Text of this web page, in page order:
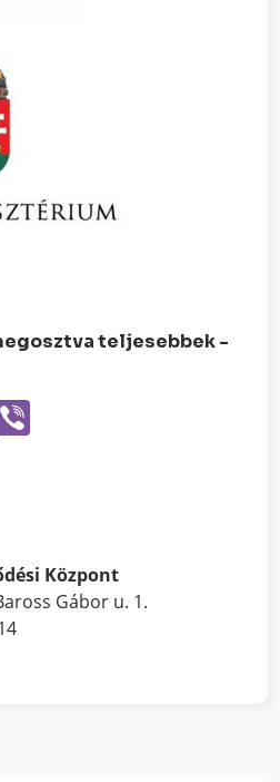
teljesebbek -
Központ
Gábor u. 1.